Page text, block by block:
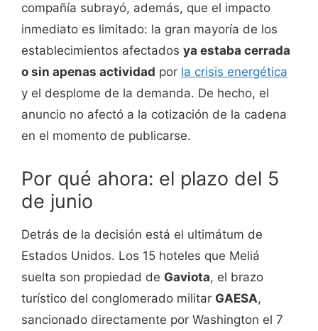
compañía subrayó, además, que el impacto
inmediato es limitado: la gran mayoría de los
establecimientos afectados ya estaba cerrada
o sin apenas actividad por la crisis energética
y el desplome de la demanda. De hecho, el
anuncio no afectó a la cotización de la cadena
en el momento de publicarse.
Por qué ahora: el plazo del 5
de junio
Detrás de la decisión está el ultimátum de
Estados Unidos. Los 15 hoteles que Meliá
suelta son propiedad de Gaviota, el brazo
turístico del conglomerado militar GAESA,
sancionado directamente por Washington el 7